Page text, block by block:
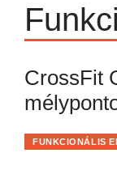
CrossFit
FUNKCIONÁLIS